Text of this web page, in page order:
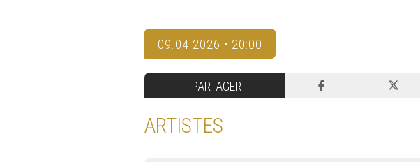
09.04.2026 • 20:00
PARTAGER
ARTISTES